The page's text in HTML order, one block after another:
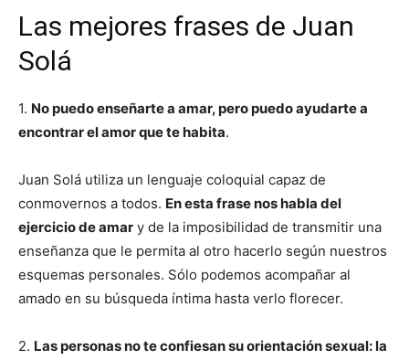
Las mejores frases de Juan
Solá
1. No puedo enseñarte a amar, pero puedo ayudarte a
encontrar el amor que te habita.
Juan Solá utiliza un lenguaje coloquial capaz de
conmovernos a todos. En esta frase nos habla del
ejercicio de amar y de la imposibilidad de transmitir una
enseñanza que le permita al otro hacerlo según nuestros
esquemas personales. Sólo podemos acompañar al
amado en su búsqueda íntima hasta verlo florecer.
2. Las personas no te confiesan su orientación sexual: la